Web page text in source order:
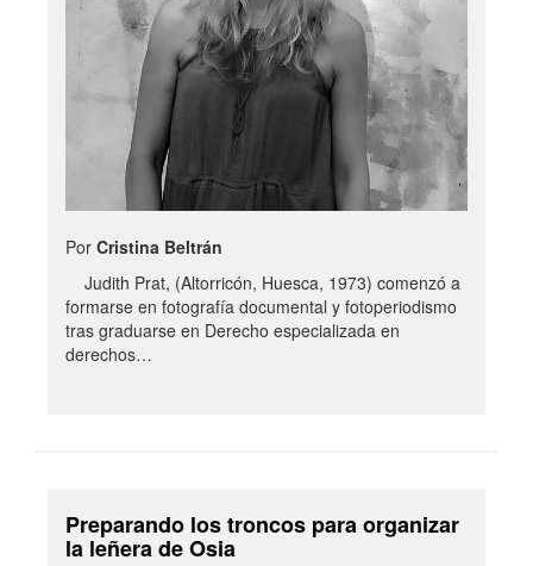
Por Cristina Beltrán
Judith Prat, (Altorricón, Huesca, 1973) comenzó a
formarse en fotografía documental y fotoperiodismo
tras graduarse en Derecho especializada en
derechos…
Preparando los troncos para organizar
la leñera de Osia